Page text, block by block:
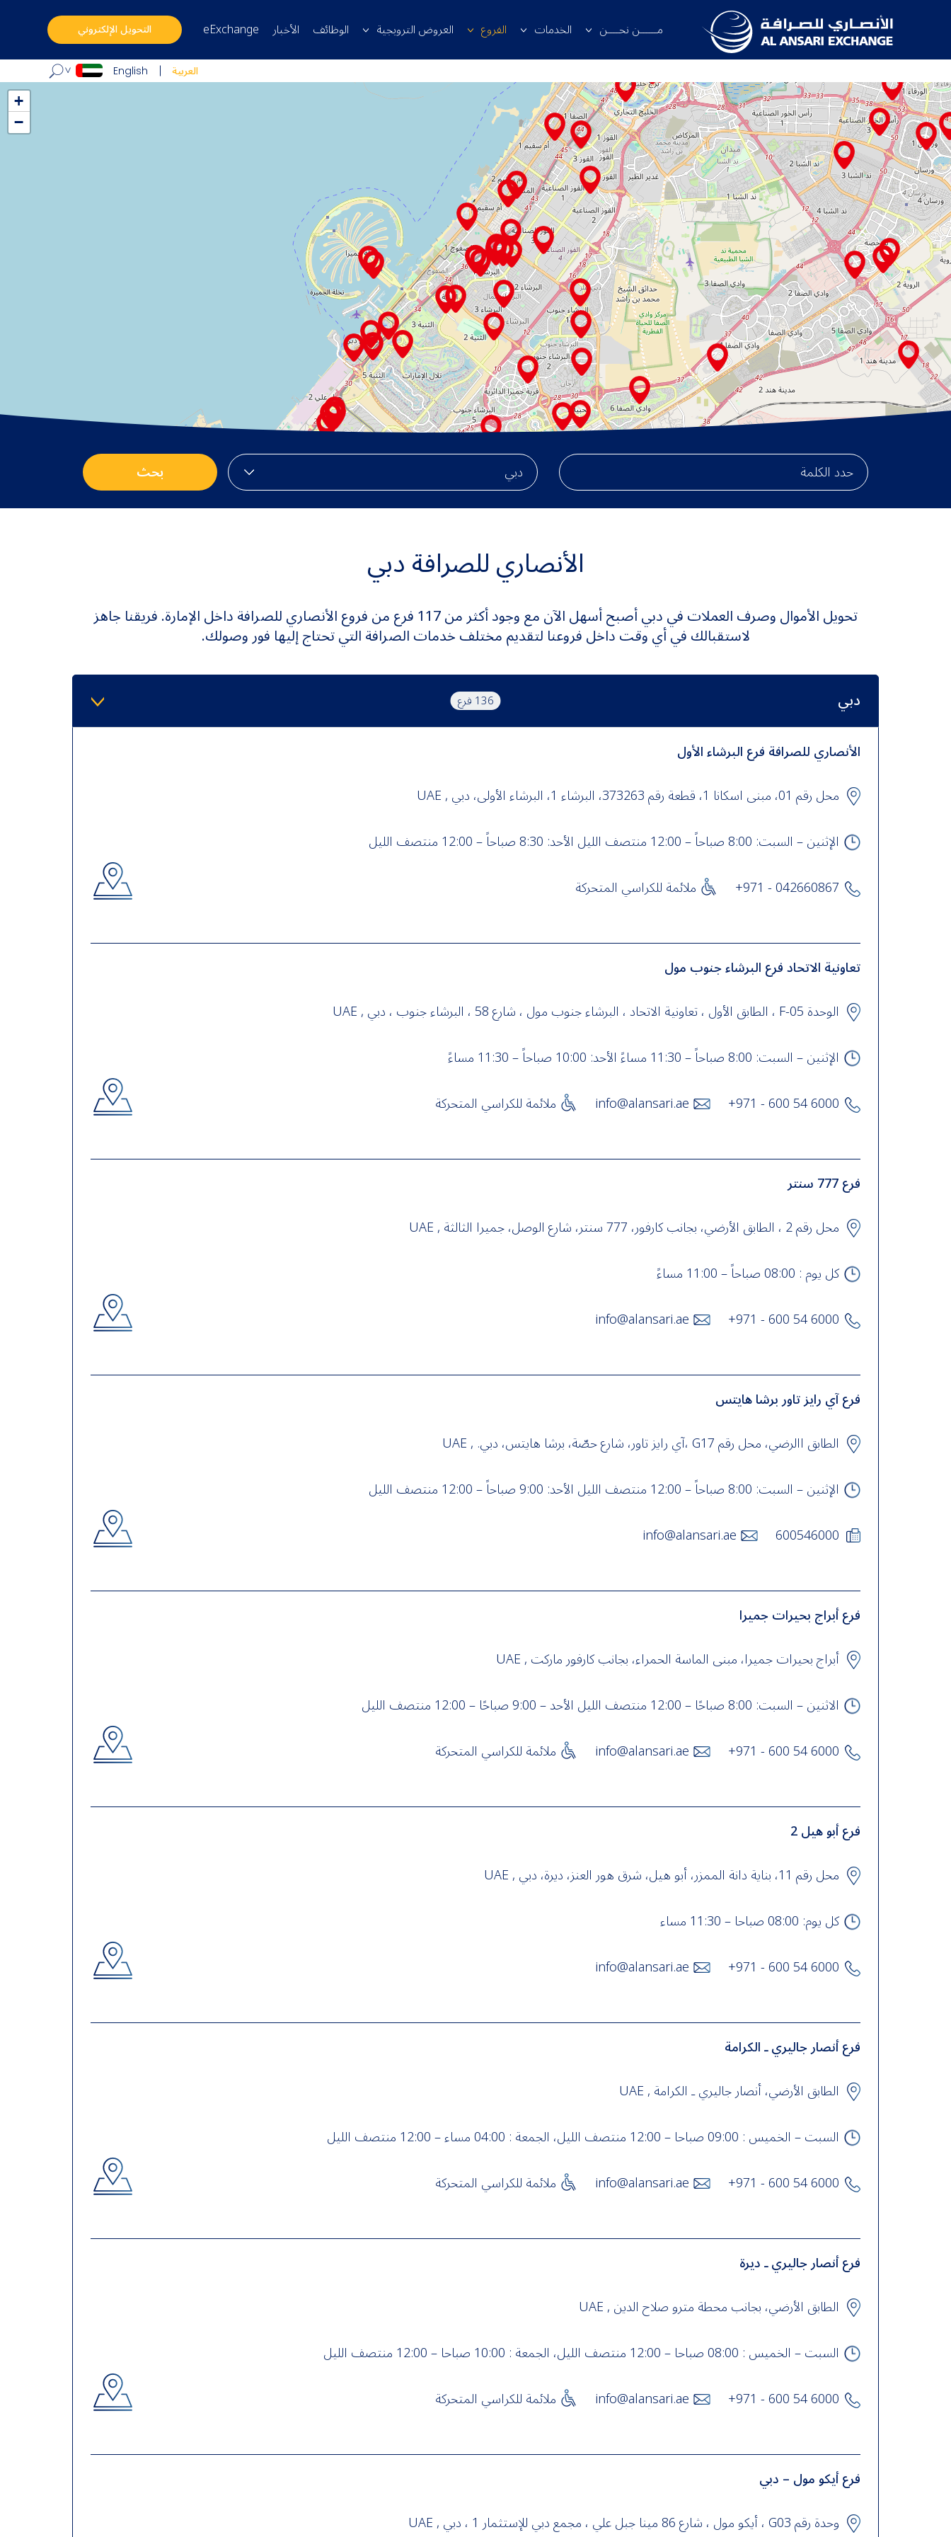
التحويل الإلكتروني مــــــن نحــــن الخدمات الفروع العروض الترويجية الوظائف الأخبار eExchange
العربية English
+
−
فرع
بحث
الأنصاري للصرافة دبي
تحويل الأموالوصرف العملات في دبي أصبح أسهل الآن مع وجود أكثر من 117 فرع من فروع الأنصاري للصرافة داخل الإمارة. فريقنا جاهز
لاستقبالك في أي وقت داخل فروعنا لتقديم مختلف خدمات الصرافة التي تحتاج إليها فور وصولك.
دبي 136 فرع
الأنصاري للصرافة فرع البرشاء الأول
محل رقم 01، مبنى اسكانا 1، قطعة رقم 373263، البرشاء 1، البرشاء الأولى، دبي , UAE
الإثنين – السبت: 8:00 صباحاً – 12:00 منتصف الليل الأحد: 8:30 صباحاً – 12:00 منتصف الليل
+971 - 042660867
ملائمة للكراسي المتحركة
تعاونية الاتحاد فرع البرشاء جنوب مول
الوحدة F-05 ، الطابق الأول ، تعاونية الاتحاد ، البرشاء جنوب مول ، شارع 58 ، البرشاء جنوب ، دبي , UAE
الإثنين – السبت: 8:00 صباحاً – 11:30 مساءً الأحد: 10:00 صباحاً – 11:30 مساءً
+971 - 600 54 6000
info@alansari.ae ملائمة للكراسي المتحركة
فرع 777 سنتر
محل رقم 2 ، الطابق الأرضي، بجانب كارفور، 777 سنتر، شارع الوصل، جميرا الثالثة , UAE
كل يوم : 08:00 صباحاً – 11:00 مساءً
+971 - 600 54 6000
info@alansari.ae
فرع آي رايز تاور برشا هايتس
الطابق االرضي، محل رقم G17 ،آي رايز تاور، شارع حصّة، برشا هايتس، دبي. , UAE
الإثنين – السبت: 8:00 صباحاً – 12:00 منتصف الليل الأحد: 9:00 صباحاً – 12:00 منتصف الليل
600546000
info@alansari.ae
فرع أبراج بحيرات جميرا
أبراج بحيرات جميرا، مبنى الماسة الحمراء، بجانب كارفور ماركت , UAE
الاثنين – السبت: 8:00 صباحًا – 12:00 منتصف الليل الأحد – 9:00 صباحًا – 12:00 منتصف الليل
+971 - 600 54 6000
info@alansari.ae ملائمة للكراسي المتحركة
فرع أبو هيل 2
محل رقم 11، بناية دانة الممزر، أبو هيل، شرق هور العنز، ديرة، دبي , UAE
كل يوم: 08:00 صباحا – 11:30 مساء
+971 - 600 54 6000
info@alansari.ae
فرع أنصار جاليري ـ الكرامة
الطابق الأرضي، أنصار جاليري ـ الكرامة , UAE
السبت – الخميس : 09:00 صباحا – 12:00 منتصف الليل، الجمعة : 04:00 مساء – 12:00 منتصف الليل
+971 - 600 54 6000
info@alansari.ae ملائمة للكراسي المتحركة
فرع أنصار جاليري ـ ديرة
الطابق الأرضي، بجانب محطة مترو صلاح الدين , UAE
السبت – الخميس : 08:00 صباحا – 12:00 منتصف الليل، الجمعة : 10:00 صباحا – 12:00 منتصف الليل
+971 - 600 54 6000
info@alansari.ae ملائمة للكراسي المتحركة
فرع أيكو مول – دبي
وحدة رقم G03 ، أيكو مول ، شارع 86 مينا جبل علي ، مجمع دبي للإستثمار 1 ، دبي , UAE